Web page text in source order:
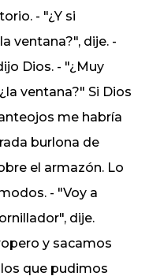
- "¿Y si
ventana?", dije. -
Dios. - "¿Muy
ventana?" Si Dios
me habría
burlona de
el armazón. Lo
- "Voy a
dije.
y sacamos
que pudimos